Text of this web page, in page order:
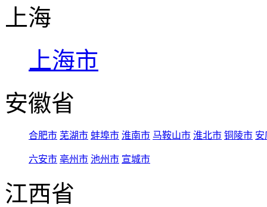
上海
上海市
安徽省
合肥市 芜湖市 蚌埠市 淮南市 马鞍山市 淮北市 铜陵市 安
六安市 亳州市 池州市 宣城市
江西省